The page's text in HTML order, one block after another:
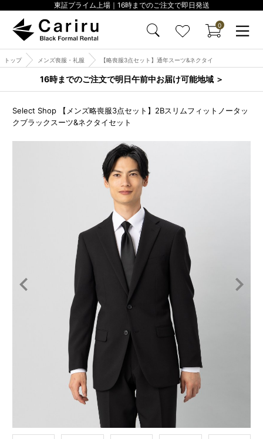
東証プライム上場｜16時までのご注文で即日発送
0
トップ メンズ喪服・礼服 【略喪服3点セット】通年スーツ&ネクタイ
16時までのご注文で明日午前中お届け可能地域 ＞
Select Shop 【メンズ略喪服3点セット】2Bスリムフィットノータッ
クブラックスーツ&ネクタイセット
Item